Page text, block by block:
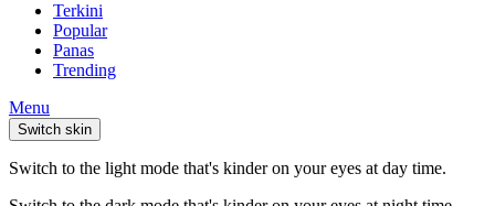
Terkini
Popular
Panas
Trending
Menu
Switch skin
Switch to the light mode that's kinder on your eyes at day time.